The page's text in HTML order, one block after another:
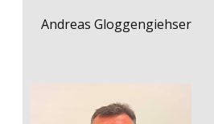
Andreas Gloggengiehser